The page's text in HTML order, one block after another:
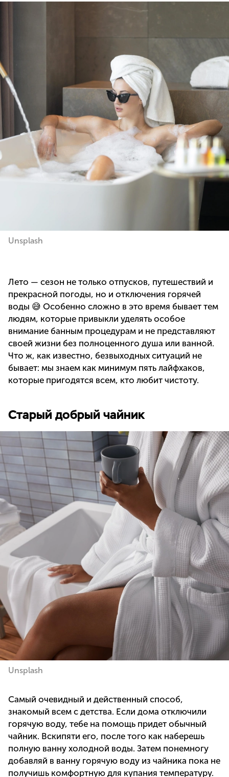
Unsplash
Лето — сезон не только отпусков, путешествий и
прекрасной погоды, но и отключения горячей
воды 😅 Особенно сложно в это время бывает тем
людям, которые привыкли уделять особое
внимание банным процедурам и не представляют
своей жизни без полноценного душа или ванной.
Что ж, как известно, безвыходных ситуаций не
бывает: мы знаем как минимум пять лайфхаков,
которые пригодятся всем, кто любит чистоту.
Старый добрый чайник
Unsplash
Самый очевидный и действенный способ,
знакомый всем с детства. Если дома отключили
горячую воду, тебе на помощь придет обычный
чайник. Вскипяти его, после того как наберешь
полную ванну холодной воды. Затем понемногу
добавляй в ванну горячую воду из чайника пока не
получишь комфортную для купания температуру.